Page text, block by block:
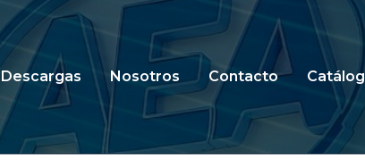
Descargas Nosotros Contacto